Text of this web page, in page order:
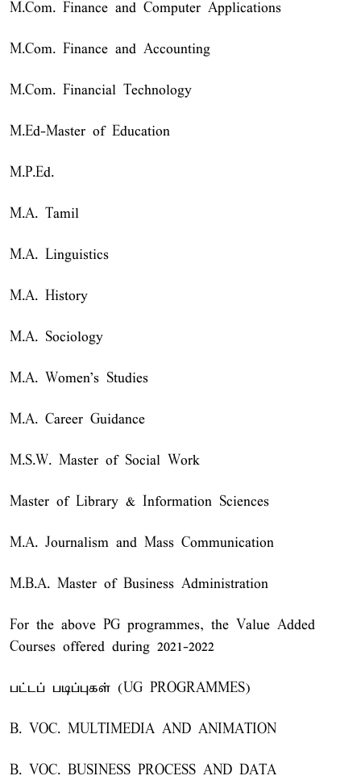
M.Com. Finance and Computer Applications
M.Com. Finance and Accounting
M.Com. Financial Technology
M.Ed-Master of Education
M.P.Ed.
M.A. Tamil
M.A. Linguistics
M.A. History
M.A. Sociology
M.A. Women's Studies
M.A. Career Guidance
M.S.W. Master of Social Work
Master of Library & Information Sciences
M.A. Journalism and Mass Communication
M.B.A. Master of Business Administration
For the above PG programmes, the Value Added
Courses offered during 2021-2022
பட்டப் படிப்புகள் (UG PROGRAMMES)
B. VOC. MULTIMEDIA AND ANIMATION
B. VOC. BUSINESS PROCESS AND DATA